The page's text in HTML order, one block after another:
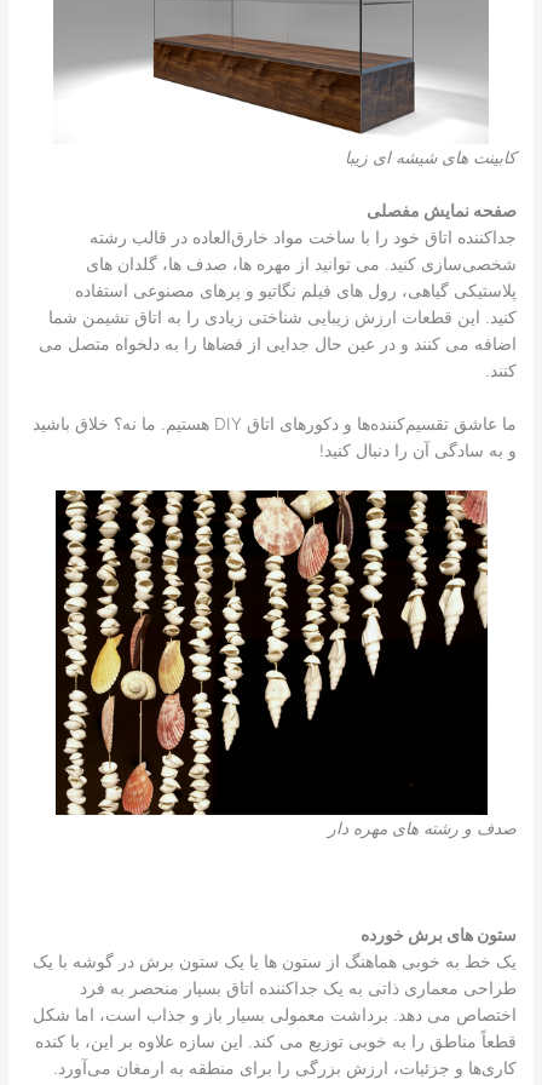
کابینت های شیشه ای زیبا
صفحه نمایش مفصلی
جداکننده اتاق خود را با ساخت مواد خارق‌العاده در قالب رشته
شخصی‌سازی کنید. می توانید از مهره ها، صدف ها، گلدان های
پلاستیکی گیاهی، رول های فیلم نگاتیو و پرهای مصنوعی استفاده
کنید. این قطعات ارزش زیبایی شناختی زیادی را به اتاق نشیمن شما
اضافه می کنند و در عین حال جدایی از فضاها را به دلخواه متصل می
کنند.
ما عاشق تقسیم‌کننده‌ها و دکورهای اتاق DIY هستیم. ما نه؟ خلاق باشید
و به سادگی آن را دنبال کنید!
صدف و رشته های مهره دار
ستون های برش خورده
یک خط به خوبی هماهنگ از ستون ها یا یک ستون برش در گوشه با یک
طراحی معماری ذاتی به یک جداکننده اتاق بسیار منحصر به فرد
اختصاص می دهد. برداشت معمولی بسیار باز و جذاب است، اما شکل
قطعاً مناطق را به خوبی توزیع می کند. این سازه علاوه بر این، با کنده
کاری‌ها و جزئیات، ارزش بزرگی را برای منطقه به ارمغان می‌آورد.